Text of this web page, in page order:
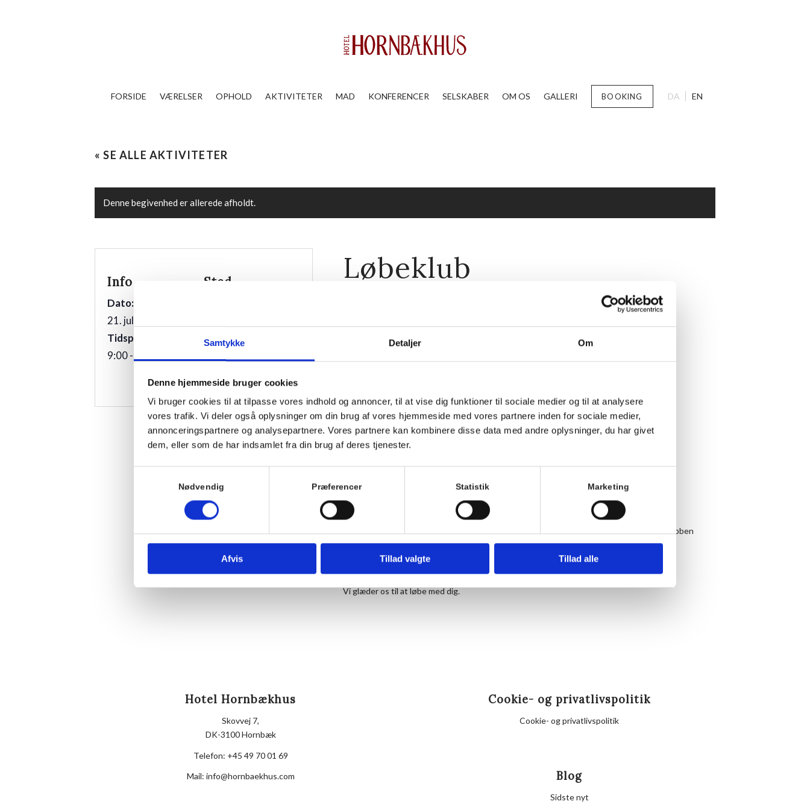
Samtykke Detaljer Om
Denne hjemmeside bruger cookies
Vi bruger cookies til at tilpasse vores indhold og annoncer, til at vise dig funktioner til sociale medier og til at analysere
vores trafik. Vi deler også oplysninger om din brug af vores hjemmeside med vores partnere inden for sociale medier,
annonceringspartnere og analysepartnere. Vores partnere kan kombinere disse data med andre oplysninger, du har givet
dem, eller som de har indsamlet fra din brug af deres tjenester.
Nødvendig Præferencer Statistik Marketing
Afvis Tillad valgte Tillad alle
FORSIDE VÆRELSER OPHOLD AKTIVITETER MAD KONFERENCER SELSKABER OM OS GALLERI BOOKING DA EN
« SE ALLE AKTIVITETER
Denne begivenhed er allerede afholdt.
Løbeklub
Alle er velkomne uanset niveau.
Vi mødes ved trappen foran Hornbækhus ca. 5 min før, hvor en repræsentant fra Løbeklubben
tager imod.
Bagefter er der kaffe og morgenbolle på Hornbækhus.
Vi glæder os til at løbe med dig.
Info
Dato:
21. juli 2026
Tidspunkt:
9:00 - 10:00
Sted
Telefon
Hotel Hornbækhus
Skovvej 7,
DK-3100 Hornbæk
Telefon: +45 49 70 01 69
Mail: info@hornbaekhus.com
Cookie- og privatlivspolitik
Cookie- og privatlivspolitik
Blog
Sidste nyt